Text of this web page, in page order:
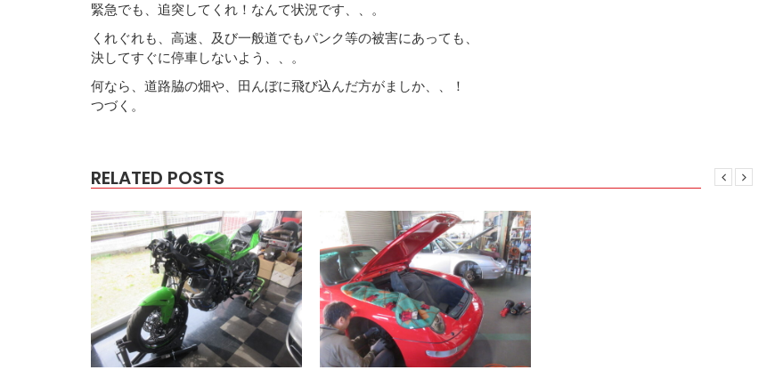
緊急でも、追突してくれ！なんて状況です、、。
くれぐれも、高速、及び一般道でもパンク等の被害にあっても、
決してすぐに停車しないよう、、。
何なら、道路脇の畑や、田んぼに飛び込んだ方がましか、、！
つづく。
RELATED POSTS